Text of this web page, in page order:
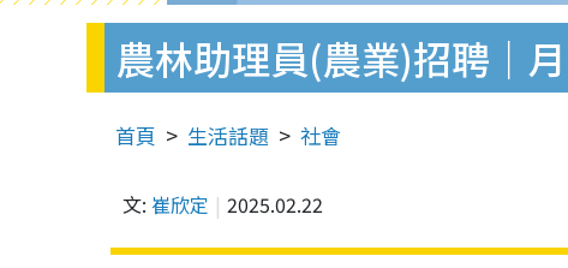
農林助理員(農業)招聘｜
首頁 生活話題 社會
文: 崔欣定 2025.02.22